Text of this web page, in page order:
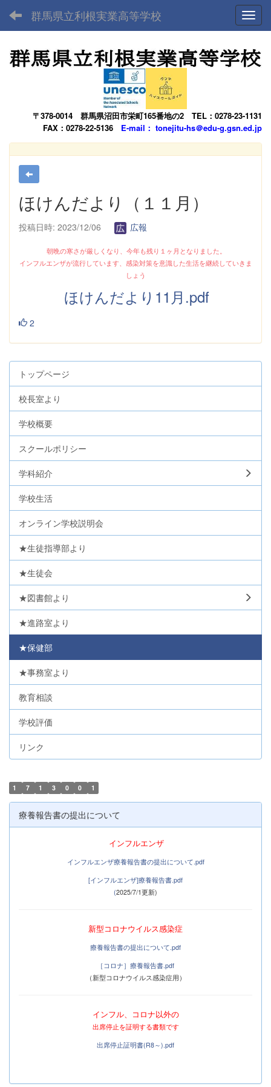
群馬県立利根実業高等学校
〒378-0014 群馬県沼田市栄町165番地の2 TEL：0278-23-1131
FAX：0278-22-5136 E-mail： tonejitu-hs＠edu-g.gsn.ed.jp
ほけんだより（１１月）
投稿日時: 2023/12/06 広報
朝晩の寒さが厳しくなり、今年も残り１ヶ月となりました。
インフルエンザが流行しています、感染対策を意識した生活を継続していきま
しょう
ほけんだより11月.pdf
2
トップページ
校長室より
学校概要
スクールポリシー
学科紹介
学校生活
オンライン学校説明会
★生徒指導部より
★生徒会
★図書館より
★進路室より
★保健部
★事務室より
教育相談
学校評価
リンク
1 7 1 3 0 0 1
療養報告書の提出について
インフルエンザ
インフルエンザ療養報告書の提出について.pdf
[インフルエンザ]療養報告書.pdf
(2025/7/1更新)
新型コロナウイルス感染症
療養報告書の提出について.pdf
［コロナ］療養報告書.pdf
（新型コロナウイルス感染症用）
インフル、コロナ以外の
出席停止を証明する書類です
出席停止証明書(R8～).pdf